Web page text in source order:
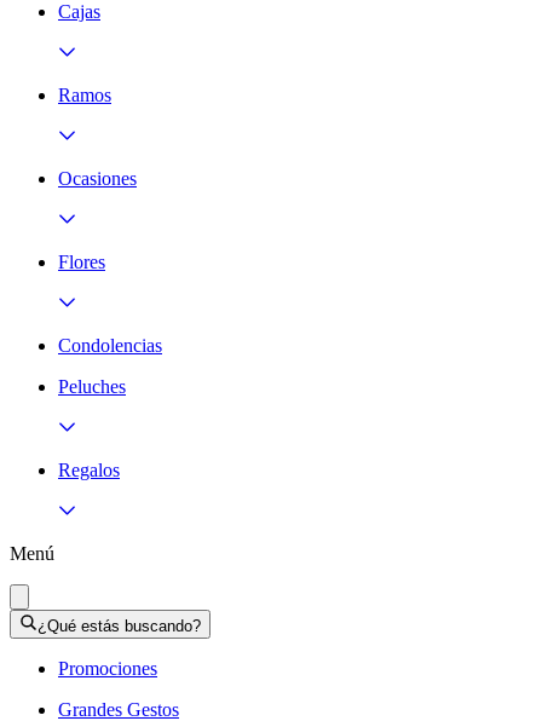
Cajas
Ramos
Ocasiones
Flores
Condolencias
Peluches
Regalos
Menú
¿Qué estás buscando?
Promociones
Grandes Gestos